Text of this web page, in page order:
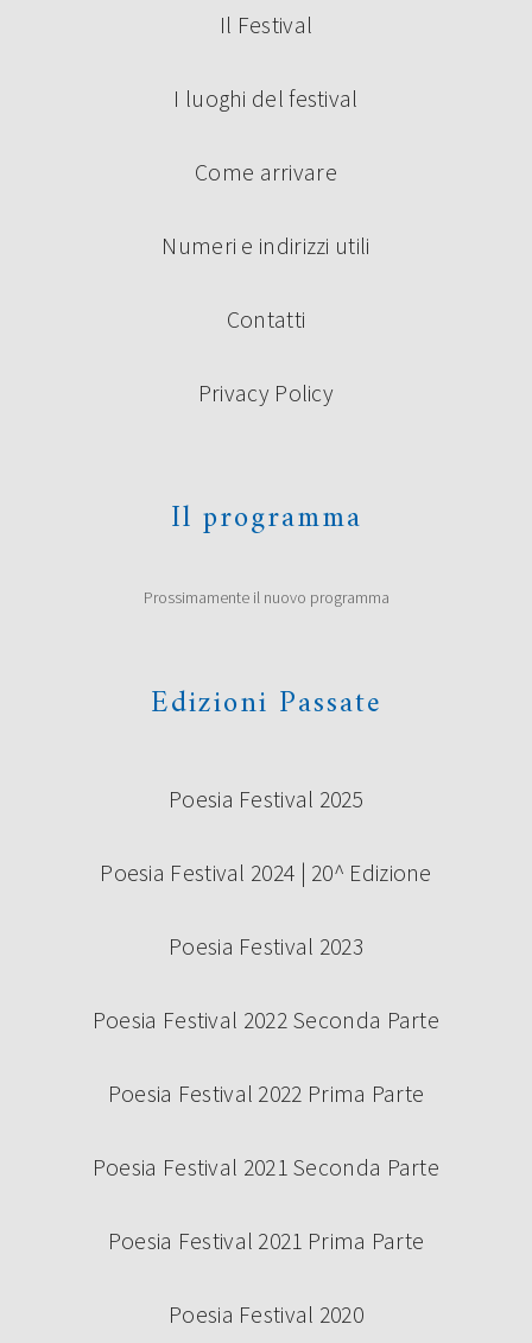
Il Festival
I luoghi del festival
Come arrivare
Numeri e indirizzi utili
Contatti
Privacy Policy
Il programma
Prossimamente il nuovo programma
Edizioni Passate
Poesia Festival 2025
Poesia Festival 2024 | 20^ Edizione
Poesia Festival 2023
Poesia Festival 2022 Seconda Parte
Poesia Festival 2022 Prima Parte
Poesia Festival 2021 Seconda Parte
Poesia Festival 2021 Prima Parte
Poesia Festival 2020